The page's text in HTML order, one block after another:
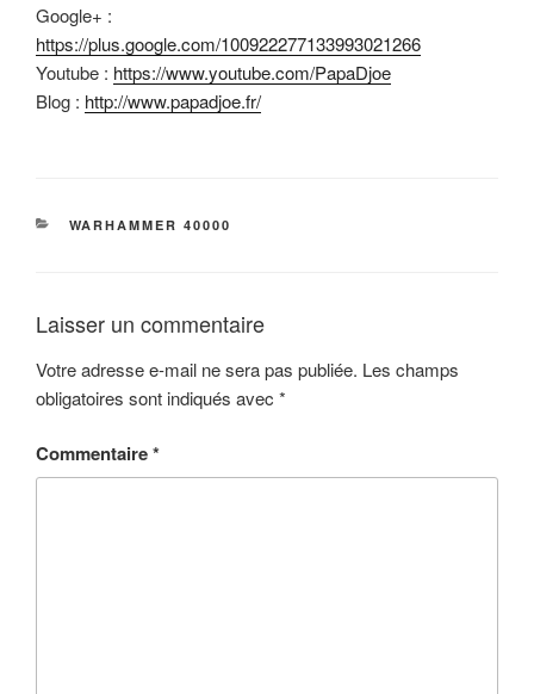
Google+ :
https://plus.google.com/100922277133993021266
Youtube : https://www.youtube.com/PapaDjoe
Blog : http://www.papadjoe.fr/
CATÉGORIES
WARHAMMER 40000
Laisser un commentaire
Votre adresse e-mail ne sera pas publiée. Les champs
obligatoires sont indiqués avec *
Commentaire*